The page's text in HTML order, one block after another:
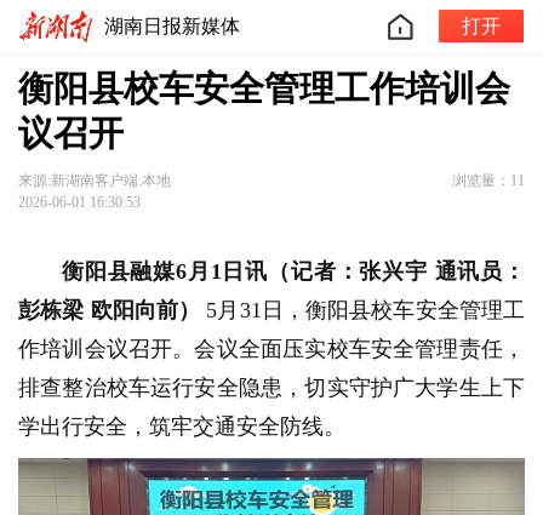
湖南日报新媒体 打开
衡阳县校车安全管理工作培训会
议召开
来源:新湖南客户端.本地
浏览量：11
2026-06-01 16:30:53
衡阳县融媒6月1日讯（记者：张兴宇 通讯员：
彭栋梁 欧阳向前）
5月31日，衡阳县校车安全管理工
作培训会议召开。会议全面压实校车安全管理责任，
排查整治校车运行安全隐患，切实守护广大学生上下
学出行安全，筑牢交通安全防线。